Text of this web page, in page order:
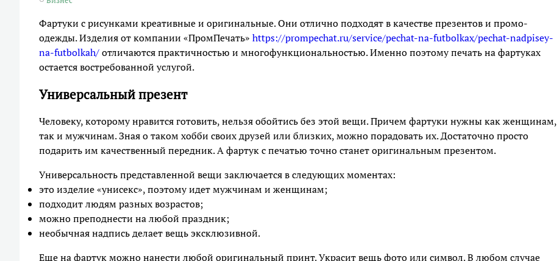
Фартуки с рисунками креативные и оригинальные. Они отлично подходят в качестве презентов и промо-
одежды. Изделия от компании «ПромПечать» https://prompechat.ru/service/pechat-na-futbolkax/pechat-nadpisey-
na-futbolkah/отличаются практичностью и многофункциональностью. Именно поэтому печать на фартуках
остается востребованной услугой.
Универсальный презент
Человеку, которому нравится готовить, нельзя обойтись без этой вещи. Причем фартуки нужны как женщинам,
так и мужчинам. Зная о таком хобби своих друзей или близких, можно порадовать их. Достаточно просто
подарить им качественный передник. А фартук с печатью точно станет оригинальным презентом.
Универсальность представленной вещи заключается в следующих моментах:
это изделие «унисекс», поэтому идет мужчинам и женщинам;
подходит людям разных возрастов;
можно преподнести на любой праздник;
необычная надпись делает вещь эксклюзивной.
Еще на фартук можно нанести любой оригинальный принт. Украсит вещь фото или символ. В любом случае